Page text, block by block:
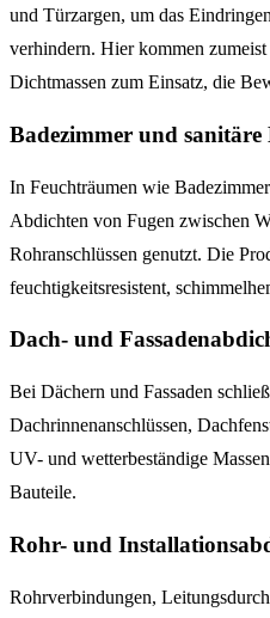
und Türzargen, um das
verhindern. Hier kommen
Dichtmassen zum Einsatz, die
Badezimmer und sanitäre
In Feuchträumen wie
Abdichten von Fugen zwischen
Rohranschlüssen genutzt. Die
feuchtigkeitsresistent,
Dach- und
Bei Dächern und Fassaden
Dachrinnenanschlüssen,
UV- und wetterbeständige
Bauteile.
Rohr- und
Rohrverbindungen,